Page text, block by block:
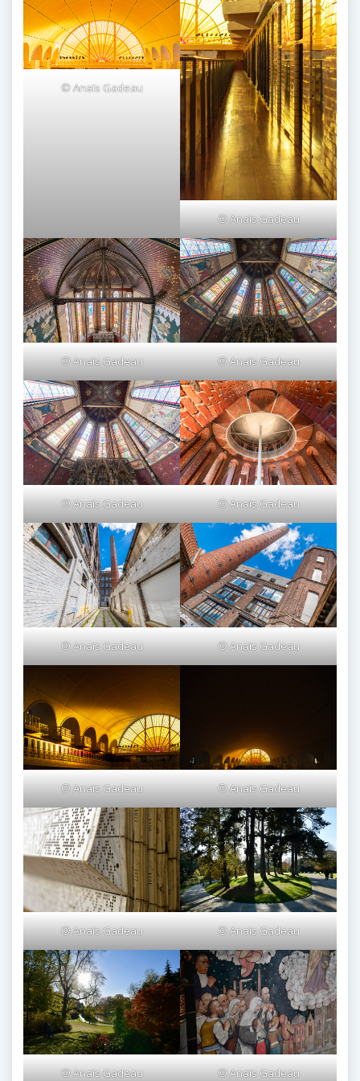
© Anaïs Gadeau
© Anaïs Gadeau
© Anaïs Gadeau © Anaïs Gadeau
© Anaïs Gadeau © Anaïs Gadeau
© Anaïs Gadeau © Anaïs Gadeau
© Anaïs Gadeau © Anaïs Gadeau
© Anaïs Gadeau © Anaïs Gadeau
© Anaïs Gadeau © Anaïs Gadeau